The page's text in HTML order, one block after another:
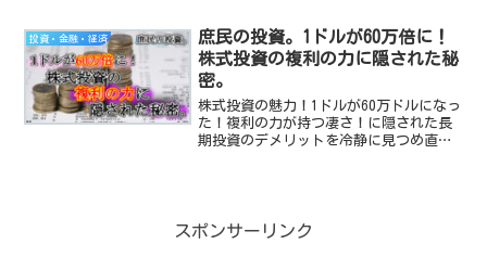
投資・金融・経済
庶民の投資。1ドルが60万倍に！
株式投資の複利の力に隠された秘
密。
株式投資の魅力！1ドルが60万ドルになっ
た！複利の力が持つ凄さ！に隠された長
期投資のデメリットを冷静に見つめ直し
スポンサーリンク